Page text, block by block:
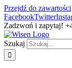
Przejdź do zawartości
FacebookTwitter
Zadzwoń i zapytaj!
Szukaj